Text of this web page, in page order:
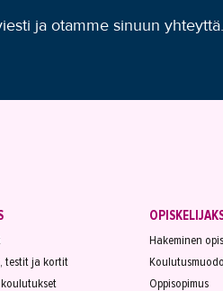
ja otamme sinuun yhteyttä.
testit ja kortit
Hakeminen
Oppisopimus